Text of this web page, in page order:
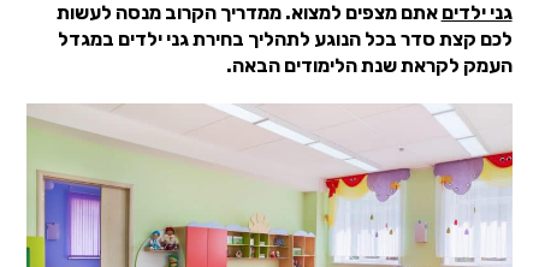
גני ילדים אתם מצפים למצוא. ממדריך הקרוב מנסה לעשות
לכם קצת סדר בכל הנוגע לתהליך בחירת גני ילדים במגדל
העמק לקראת שנת הלימודים הבאה.